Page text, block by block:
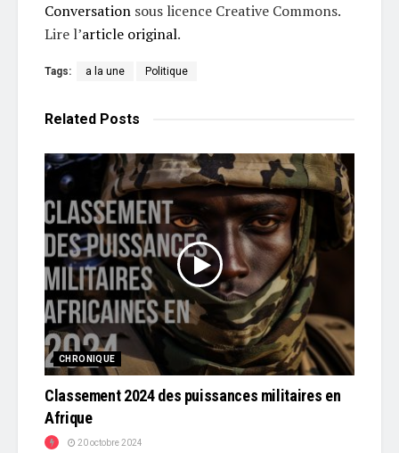
Conversation sous licence Creative Commons.
Lire l’article original.
Tags: a la une Politique
Related Posts
CHRONIQUE
Classement 2024 des puissances militaires en
Afrique
20 octobre 2024